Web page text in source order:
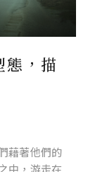
態，描
藉著他們的
中，游走在